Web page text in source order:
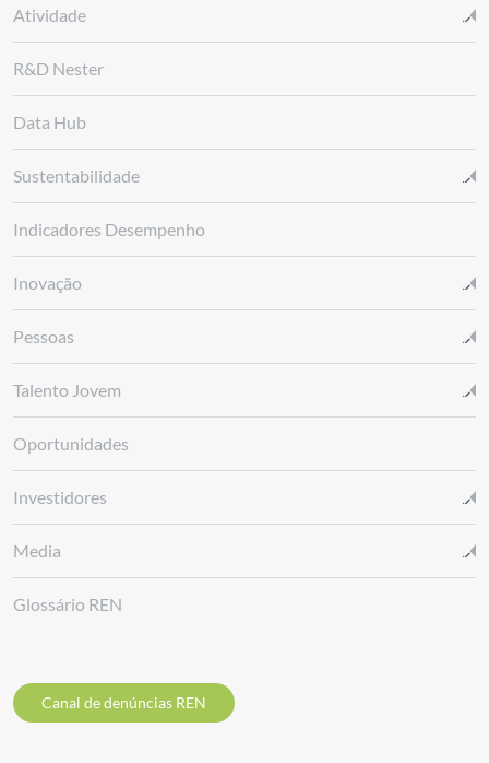
Atividade
R&D Nester
Data Hub
Sustentabilidade
Indicadores Desempenho
Inovação
Pessoas
Talento Jovem
Oportunidades
Investidores
Media
Glossário REN
Canal de denúncias REN